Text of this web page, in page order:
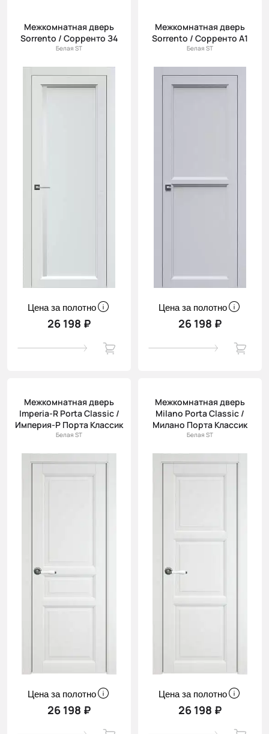
Межкомнатная дверь
Sorrento / Сорренто З4
Белая ST
Цена за полотно
26 198 ₽
Межкомнатная дверь
Sorrento / Сорренто А1
Белая ST
Цена за полотно
26 198 ₽
Межкомнатная дверь
Imperia-R Porta Classic /
Империя-Р Порта Классик
Белая ST
Цена за полотно
26 198 ₽
Межкомнатная дверь
Milano Porta Classic /
Милано Порта Классик
Белая ST
Цена за полотно
26 198 ₽